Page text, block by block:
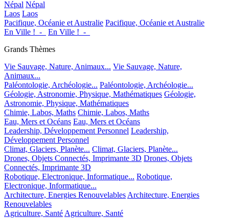
Népal Népal
Laos Laos
Pacifique, Océanie et Australie Pacifique, Océanie et Australie
En Ville !_-_
En Ville !_-_
Grands Thèmes
Vie Sauvage, Nature, Animaux... Vie Sauvage, Nature,
Animaux...
Paléontologie, Archéologie... Paléontologie, Archéologie...
Géologie, Astronomie, Physique, Mathématiques Géologie,
Astronomie, Physique, Mathématiques
Chimie, Labos, Maths Chimie, Labos, Maths
Eau, Mers et Océans Eau, Mers et Océans
Leadership, Développement Personnel Leadership,
Développement Personnel
Climat, Glaciers, Planète... Climat, Glaciers, Planète...
Drones, Objets Connectés, Imprimante 3D Drones, Objets
Connectés, Imprimante 3D
Robotique, Electronique, Informatique... Robotique,
Electronique, Informatique...
Architecture, Energies Renouvelables Architecture, Energies
Renouvelables
Agriculture, Santé Agriculture, Santé